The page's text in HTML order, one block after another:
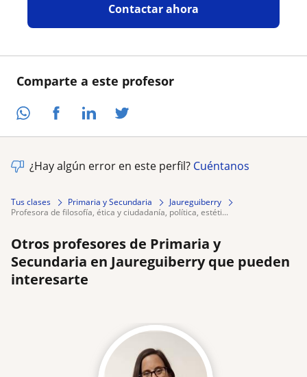
Comparte a este profesor
Contactar ahora
¿Hay algún error en este perfil? Cuéntanos
Tus clases Primaria y Secundaria
Jaureguiberry
profesora de filosofía, ética y ciudadanía, política, estéti...
Otros profesores de Primaria y
Secundaria en Jaureguiberry que pueden
interesarte